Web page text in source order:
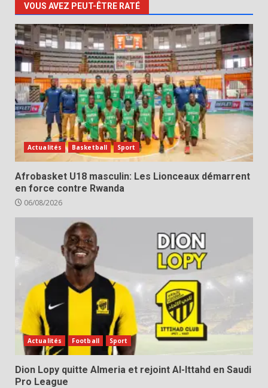
VOUS AVEZ PEUT-ÊTRE RATÉ
Actualités Basketball Sport
Afrobasket U18 masculin: Les Lionceaux démarrent
en force contre Rwanda
06/08/2026
Actualités Football Sport
Dion Lopy quitte Almeria et rejoint Al-Ittahd en Saudi
Pro League